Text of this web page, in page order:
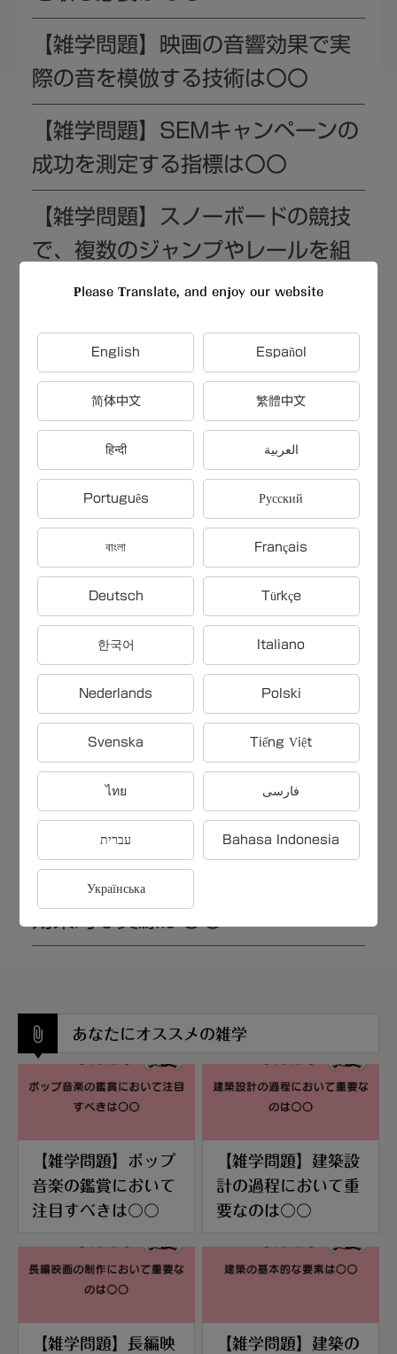
【雑学問題】映画の音響効果で実
際の音を模倣する技術は〇〇
【雑学問題】SEMキャンペーンの
成功を測定する指標は〇〇
【雑学問題】スノーボードの競技
で、複数のジャンプやレールを組
み合わせたコースを滑るのは〇〇
【雑学問題】資産運用で避けるべ
き一般的な過ちとは〇〇
【雑学問題】クラウド環境でのデ
プロイの利点は〇〇
【雑学問題】コーラのボトルデザ
インで特に有名な形状は〇〇
【雑学問題】長時間同じ姿勢でい
ることのリスクは〇〇
【雑学問題】Googleが開発したス
マートフォン向けオペレーティン
グシステムは〇〇
【雑学問題】映画制作において基
本的な工程は〇〇
【雑学問題】Python学習における
あなたにオススメの雑学
【雑学問題】ポップ
音楽の鑑賞において
注目すべきは〇〇
【雑学問題】建築設
計の過程において重
要なのは〇〇
【雑学問題】長編映
【雑学問題】建築の
Please Translate, and enjoy our website
English Español
简体中文 繁體中文
हिन्दी العربية
Português Русский
বাংলা Français
Deutsch Türkçe
한국어 Italiano
Nederlands Polski
Svenska Tiếng Việt
ไทย فارسی
עברית Bahasa Indonesia
Українська